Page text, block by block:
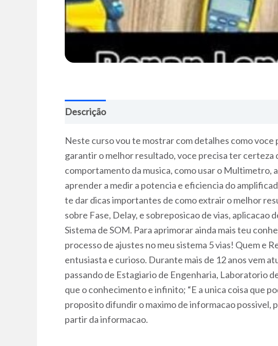
Descrição
Neste curso vou te mostrar com detalhes como voce
garantir o melhor resultado, voce precisa ter certeza
comportamento da musica, como usar o Multimetro,
aprender a medir a potencia e eficiencia do
te dar dicas importantes de como extrair o melhor
sobre Fase, Delay, e sobreposicao de vias,
Sistema de SOM. Para aprimorar ainda mais teu
processo de ajustes no meu sistema 5 vias! Quem e
entusiasta e curioso. Durante mais de 12 anos vem
passando de Estagiario de Engenharia, Laboratorio
que o conhecimento e infinito; “E a unica coisa que
proposito difundir o maximo de informacao
partir da informacao.